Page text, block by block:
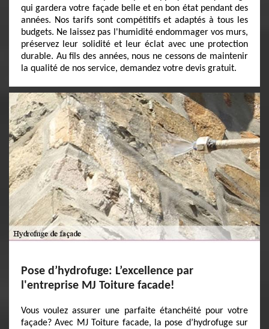
qui gardera votre façade belle et en bon état pendant des
années. Nos tarifs sont compétitifs et adaptés à tous les
budgets. Ne laissez pas l'humidité endommager vos murs,
préservez leur solidité et leur éclat avec une protection
durable. Au fils des années, nous ne cessons de maintenir
la qualité de nos service, demandez votre devis gratuit.
Pose d’hydrofuge: L’excellence par
l'entreprise MJ Toiture facade!
Vous voulez assurer une parfaite étanchéité pour votre
façade? Avec MJ Toiture facade, la pose d’hydrofuge sur